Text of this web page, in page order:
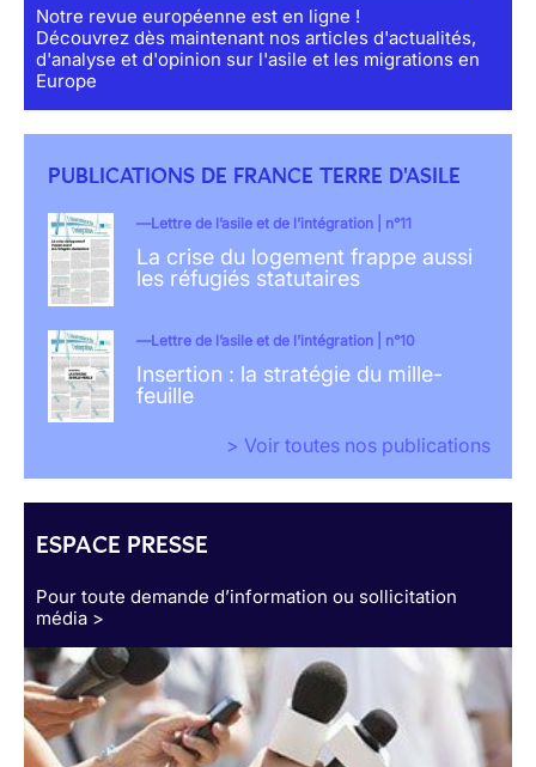
Notre revue européenne est en ligne !
Découvrez dès maintenant nos articles d'actualités,
d'analyse et d'opinion sur l'asile et les migrations en
Europe
PUBLICATIONS DE FRANCE TERRE D'ASILE
Lettre de l’asile et de l’intégration | n°11
La crise du logement frappe aussi
les réfugiés statutaires
Lettre de l’asile et de l’intégration | n°10
Insertion : la stratégie du mille-
feuille
> Voir toutes nos publications
ESPACE PRESSE
Pour toute demande d’information ou sollicitation
média >